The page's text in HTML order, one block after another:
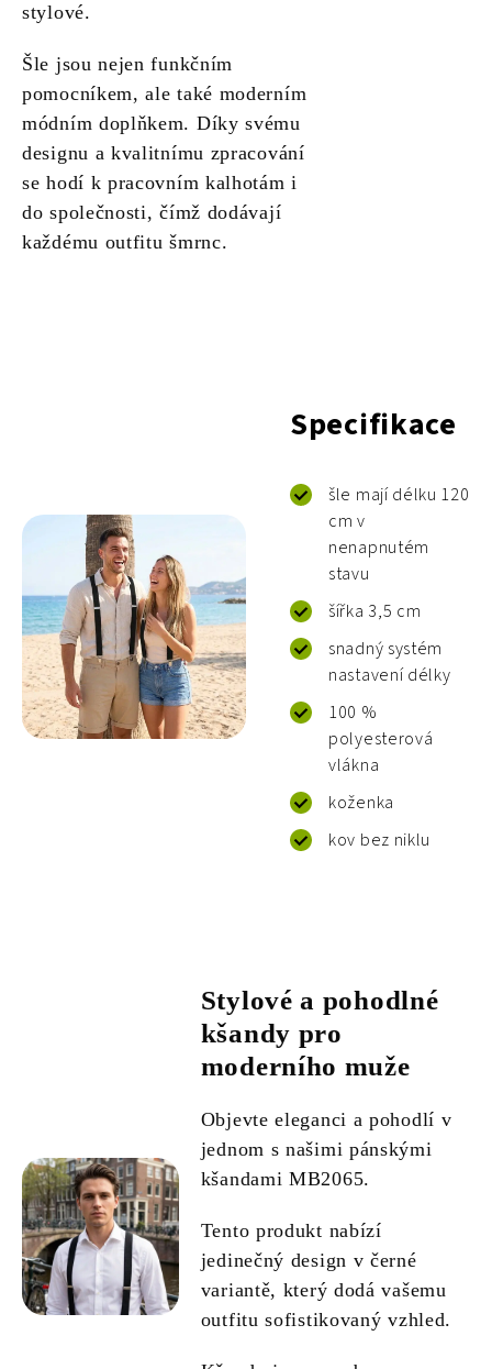
stylové.
Šle jsou nejen funkčním
pomocníkem, ale také moderním
módním doplňkem. Díky svému
designu a kvalitnímu zpracování
se hodí k pracovním kalhotám i
do společnosti, čímž dodávají
každému outfitu šmrnc.
Specifikace
šle mají délku 120
cm v
nenapnutém
stavu
šířka 3,5 cm
snadný systém
nastavení délky
100 %
polyesterová
vlákna
koženka
kov bez niklu
Stylové a pohodlné
kšandy pro
moderního muže
Objevte eleganci a pohodlí v
jednom s našimi pánskými
kšandami MB2065.
Tento produkt nabízí
jedinečný design v černé
variantě, který dodá vašemu
outfitu sofistikovaný vzhled.